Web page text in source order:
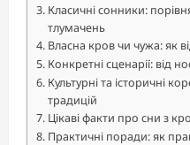
Класичні сонники:
тлумачень
Власна кров чи чужа: як
Конкретні сценарії: від
Культурні та історичні
традицій
Цікаві факти про сни з
Практичні поради: як